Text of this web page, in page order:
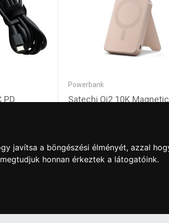
javítsa a böngészési élményét, azzal
honnan érkeztek a látogatóink.
PD
Powerbank
Satechi Qi2 10K Magnetic
31 480 Ft
adattörlő kódot adatainak biztonsága